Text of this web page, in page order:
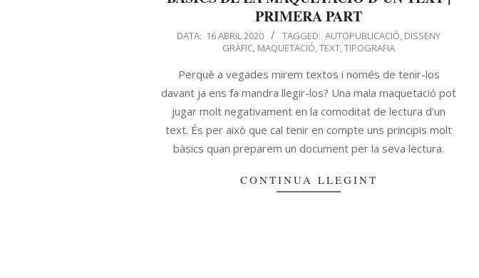
PRIMERA PART
DATA: 16 ABRIL 2020 TAGGED: AUTOPUBLICACIÓ, DISSENY
GRÀFIC, MAQUETACIÓ,TEXT,TIPOGRAFIA
Perquè a vegades mirem textos i només de tenir-los
davant ja ens fa mandra llegir-los? Una mala maquetació pot
jugar molt negativament en la comoditat de lectura d’un
text. És per això que cal tenir en compte uns principis molt
bàsics quan preparem un document per la seva lectura.
CONTINUA LLEGINT